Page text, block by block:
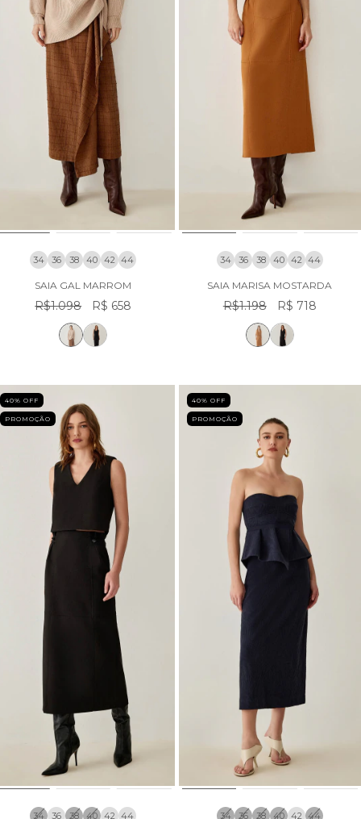
34 36 38 40 42 44
SAIA GAL MARROM
R$1.098 R$ 658
34 36 38 40 42 44
SAIA MARISA MOSTARDA
R$1.198 R$ 718
40% OFF
PROMOÇÃO
34 36 38 40 42 44
40% OFF
PROMOÇÃO
34 36 38 40 42 44